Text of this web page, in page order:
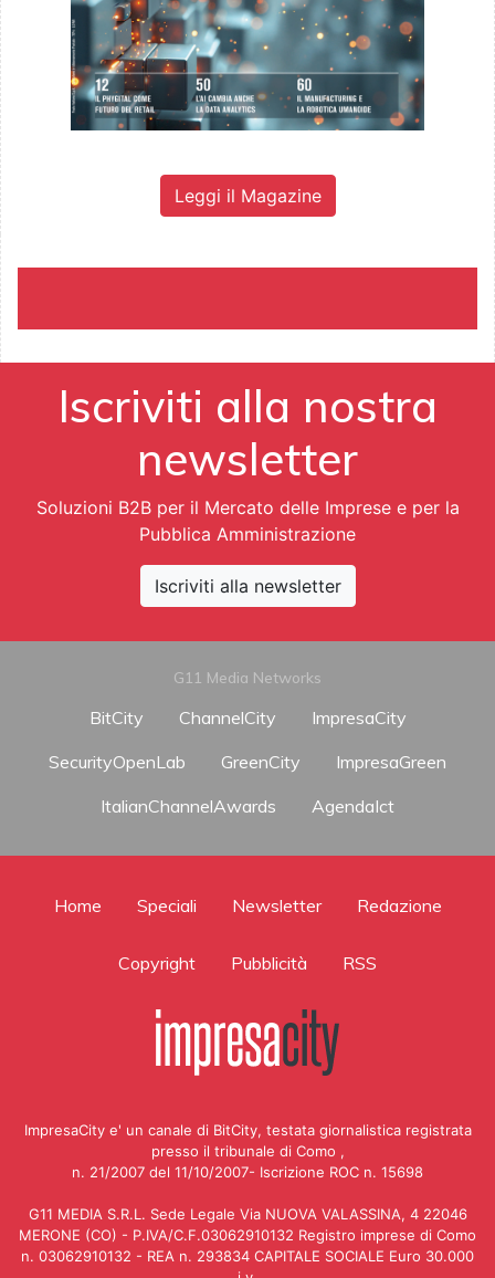
Leggi il Magazine
Iscriviti alla nostra
newsletter
Soluzioni B2B per il Mercato delle Imprese e per la
Pubblica Amministrazione
Iscriviti alla newsletter
G11 Media Networks
BitCity ChannelCity
ImpresaCity
SecurityOpenLab
GreenCity
ImpresaGreen
ItalianChannelAwards
AgendaIct
Home Speciali Newsletter Redazione
Copyright Pubblicità RSS
ImpresaCity e' un canale di BitCity, testata giornalistica registrata
presso il tribunale di Como ,
n. 21/2007 del 11/10/2007- Iscrizione ROC n. 15698
G11 MEDIA S.R.L. Sede Legale Via NUOVA VALASSINA, 4 22046
MERONE (CO) - P.IVA/C.F.03062910132 Registro imprese di Como
n. 03062910132 - REA n. 293834 CAPITALE SOCIALE Euro 30.000